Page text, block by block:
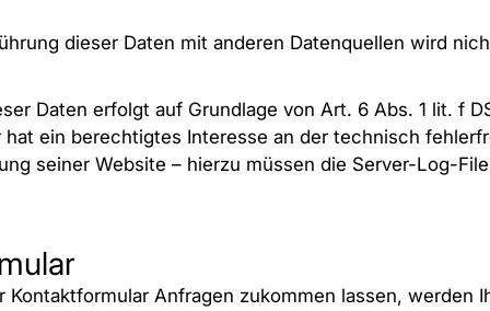
dieser Daten mit anderen Datenquellen wird
Daten erfolgt auf Grundlage von Art. 6 Abs. 1 lit. f
ein berechtigtes Interesse an der technisch
seiner Website – hierzu müssen die Server-Log-
Kontaktformular Anfragen zukommen lassen, werden